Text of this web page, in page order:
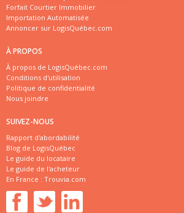
Forfait Courtier Immobilier
Importation Automatisée
Annoncer sur LogisQuébec.com
À PROPOS
À propos de LogisQuébec.com
Conditions d'utilisation
Politique de confidentialité
Nous joindre
SUIVEZ-NOUS
Rapport d'abordabilité
Blog de LogisQuébec
Le guide du locataire
Le guide de l'acheteur
En France : Trouvia.com